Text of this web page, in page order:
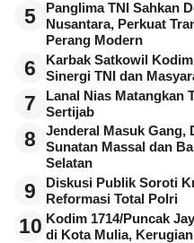
5
Panglima TNI Sahkan
Nusantara, Perkuat
Perang Modern
6
Karbak Satkowil
Sinergi TNI dan
7
Lanal Nias Matangkan
Sertijab
8
Jenderal Masuk Gang,
Sunatan Massal dan
Selatan
9
Diskusi Publik Soroti
Reformasi Total Polri
10 Kodim 1714/Puncak
di Kota Mulia,